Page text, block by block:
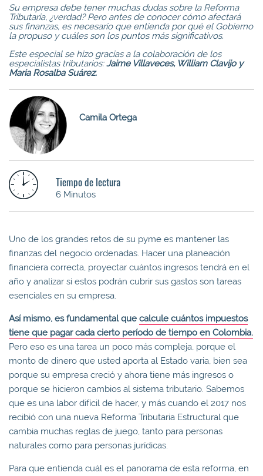
Su empresa debe tener muchas dudas sobre la Reforma
Tributaria, ¿verdad? Pero antes de conocer cómo afectará
sus finanzas, es necesario que entienda por qué el Gobierno
la propuso y cuáles son los puntos más significativos.
Este especial se hizo gracias a la colaboración de los
especialistas tributarios:Jaime Villaveces, William Clavijo y
Maria Rosalba Suárez.
Camila Ortega
Tiempo de lectura
6 Minutos
Uno de los grandes retos de su pyme es mantener las
finanzas del negocio ordenadas. Hacer una planeación
financiera correcta, proyectar cuántos ingresos tendrá en el
año y analizar si estos podrán cubrir sus gastos son tareas
esenciales en su empresa.
Así mismo, es fundamental que calcule cuántos impuestos
tiene que pagar cada cierto período de tiempo en Colombia.
Pero eso es una tarea un poco más compleja, porque el
monto de dinero que usted aporta al Estado varia, bien sea
porque su empresa creció y ahora tiene más ingresos o
porque se hicieron cambios al sistema tributario. Sabemos
que es una labor difícil de hacer, y más cuando el 2017 nos
recibió con una nueva Reforma Tributaria Estructural que
cambia muchas reglas de juego, tanto para personas
naturales como para personas jurídicas.
Para que entienda cuál es el panorama de esta reforma, en